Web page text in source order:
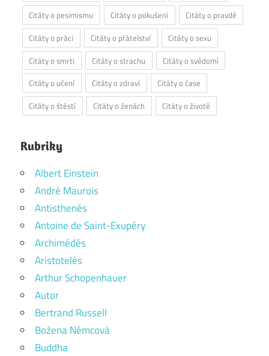
Citáty o pesimismu Citáty o pokušení
Citáty o pravdě
Citáty o práci
Citáty o přátelství
Citáty o sexu
Citáty o smrti
Citáty o strachu
Citáty o svědomí
Citáty o učení
Citáty o zdraví
Citáty o čase
Citáty o štěstí
Citáty o ženách Citáty o životě
Rubriky
Albert Einstein
André Maurois
Antisthenés
Antoine de Saint-Exupéry
Archimédés
Aristotelés
Arthur Schopenhauer
Autor
Bertrand Russell
Božena Němcová
Buddha